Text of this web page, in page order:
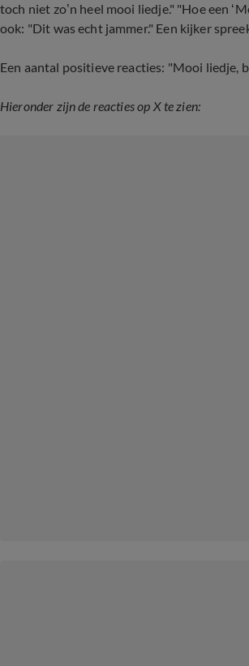
toch niet zo’n heel mooi liedje." "Hoe een
ook: "Dit was echt jammer." Een kijker
Een aantal positieve reacties: "Mooi liedje,
Hieronder zijn de reacties op X te zien: